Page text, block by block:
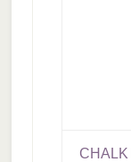
CHALK